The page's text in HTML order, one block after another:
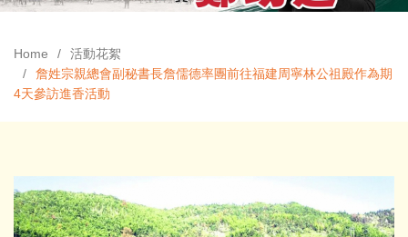
Home
活動花絮
詹姓宗親總會副秘書長詹儒德率團前往福建周寧林公祖殿作為期
4天參訪進香活動